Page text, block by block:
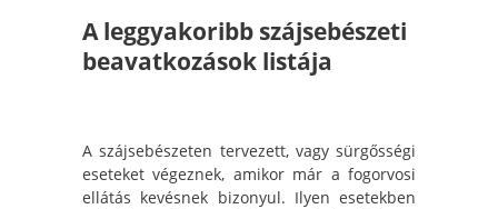
A leggyakoribb szájsebészeti
beavatkozások listája
A szájsebészeten tervezett, vagy sürgősségi
eseteket végeznek, amikor már a fogorvosi
ellátás kevésnek bizonyul. Ilyen esetekben